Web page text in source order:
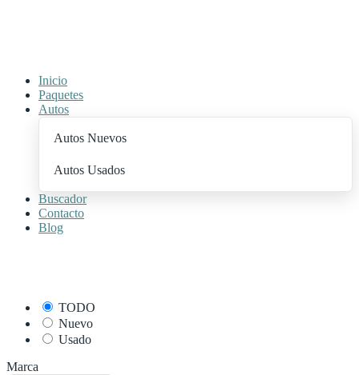
Inicio
Paquetes
Autos
Autos Nuevos
Autos Usados
Buscador
Contacto
Blog
TODO
Nuevo
Usado
Marca